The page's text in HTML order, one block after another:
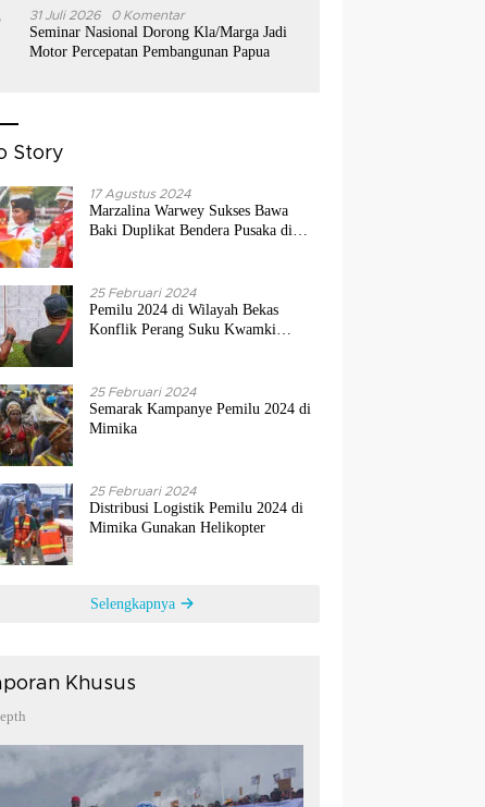
31 Juli 2026 0 Komentar
Seminar Nasional Dorong Kla/Marga Jadi
Motor Percepatan Pembangunan Papua
Story
17 Agustus 2024
Marzalina Warwey Sukses Bawa
Baki Duplikat Bendera Pusaka di
25 Februari 2024
Pemilu 2024 di Wilayah Bekas
Konflik Perang Suku Kwamki
25 Februari 2024
Semarak Kampanye Pemilu 2024 di
Mimika
25 Februari 2024
Distribusi Logistik Pemilu 2024 di
Mimika Gunakan Helikopter
Selengkapnya
Khusus